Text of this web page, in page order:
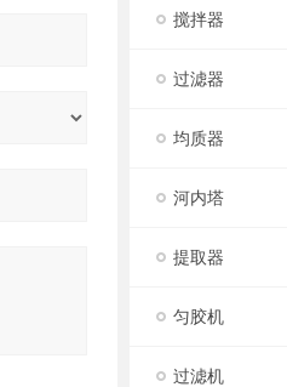
搅拌器
过滤器
均质器
河内塔
提取器
匀胶机
过滤机